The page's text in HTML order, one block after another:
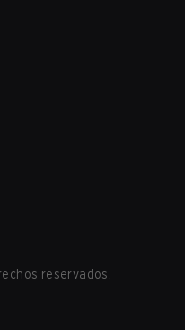
reservados.